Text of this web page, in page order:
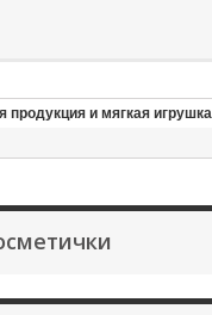
продукция и мягкая игрушка